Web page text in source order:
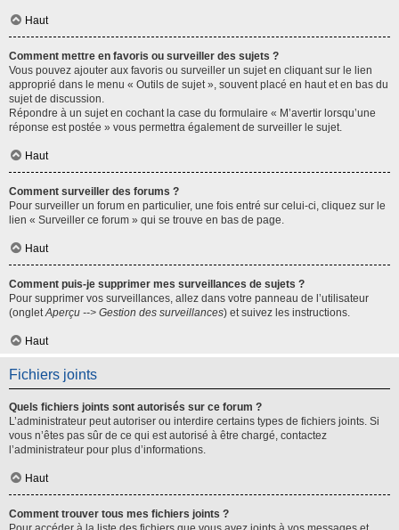
Haut
Comment mettre en favoris ou surveiller des sujets ?
Vous pouvez ajouter aux favoris ou surveiller un sujet en cliquant sur le lien
approprié dans le menu « Outils de sujet », souvent placé en haut et en bas du
sujet de discussion.
Répondre à un sujet en cochant la case du formulaire « M’avertir lorsqu’une
réponse est postée » vous permettra également de surveiller le sujet.
Haut
Comment surveiller des forums ?
Pour surveiller un forum en particulier, une fois entré sur celui-ci, cliquez sur le
lien « Surveiller ce forum » qui se trouve en bas de page.
Haut
Comment puis-je supprimer mes surveillances de sujets ?
Pour supprimer vos surveillances, allez dans votre panneau de l’utilisateur
(ongletAperçu --> Gestion des surveillances) et suivez les instructions.
Haut
Fichiers joints
Quels fichiers joints sont autorisés sur ce forum ?
L’administrateur peut autoriser ou interdire certains types de fichiers joints. Si
vous n’êtes pas sûr de ce qui est autorisé à être chargé, contactez
l’administrateur pour plus d’informations.
Haut
Comment trouver tous mes fichiers joints ?